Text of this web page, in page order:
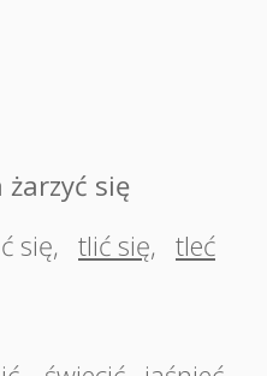
żarzyć się
się, tlić się, tleć